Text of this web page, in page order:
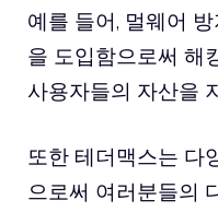
예를 들어, 멀웨어
을 도입함으로써 해
사용자들의 자산을
또한 테더맥스는 다
으로써 여러분들의